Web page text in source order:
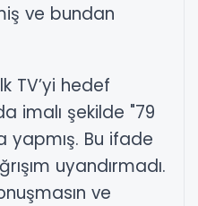
ve bundan
TV’yi hedef
imalı şekilde "79
yapmış. Bu ifade
uyandırmadı.
ve